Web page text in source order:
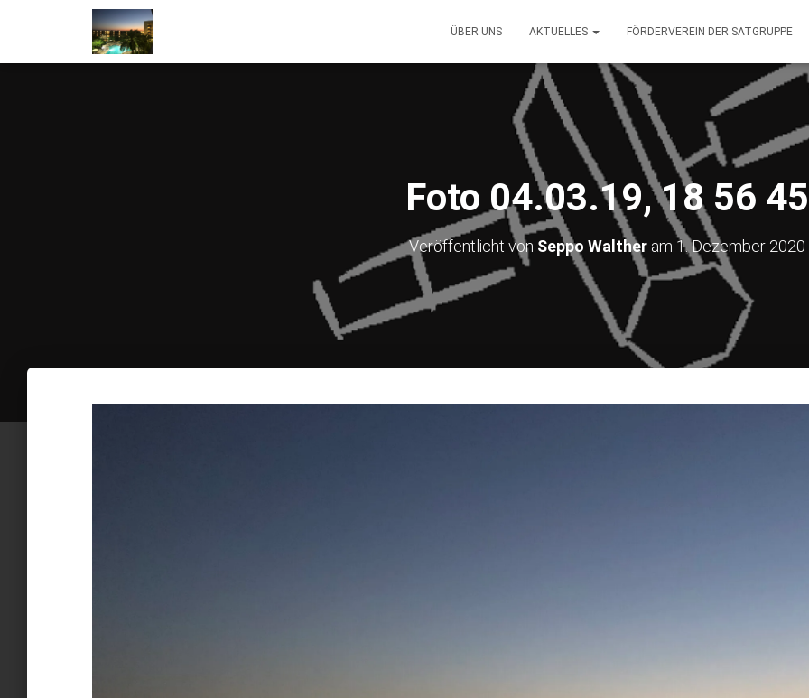
ÜBER UNS AKTUELLES FÖRDERVEREIN DER SATGRUPPE
Foto 04.03.19, 18 56 45
Veröffentlicht von Seppo Waltheram 1. Dezember 2020